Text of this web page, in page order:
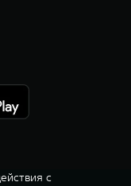
000 ₽
с